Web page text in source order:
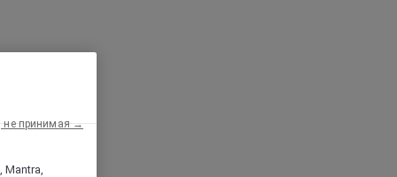
Mantra,
не принимая →